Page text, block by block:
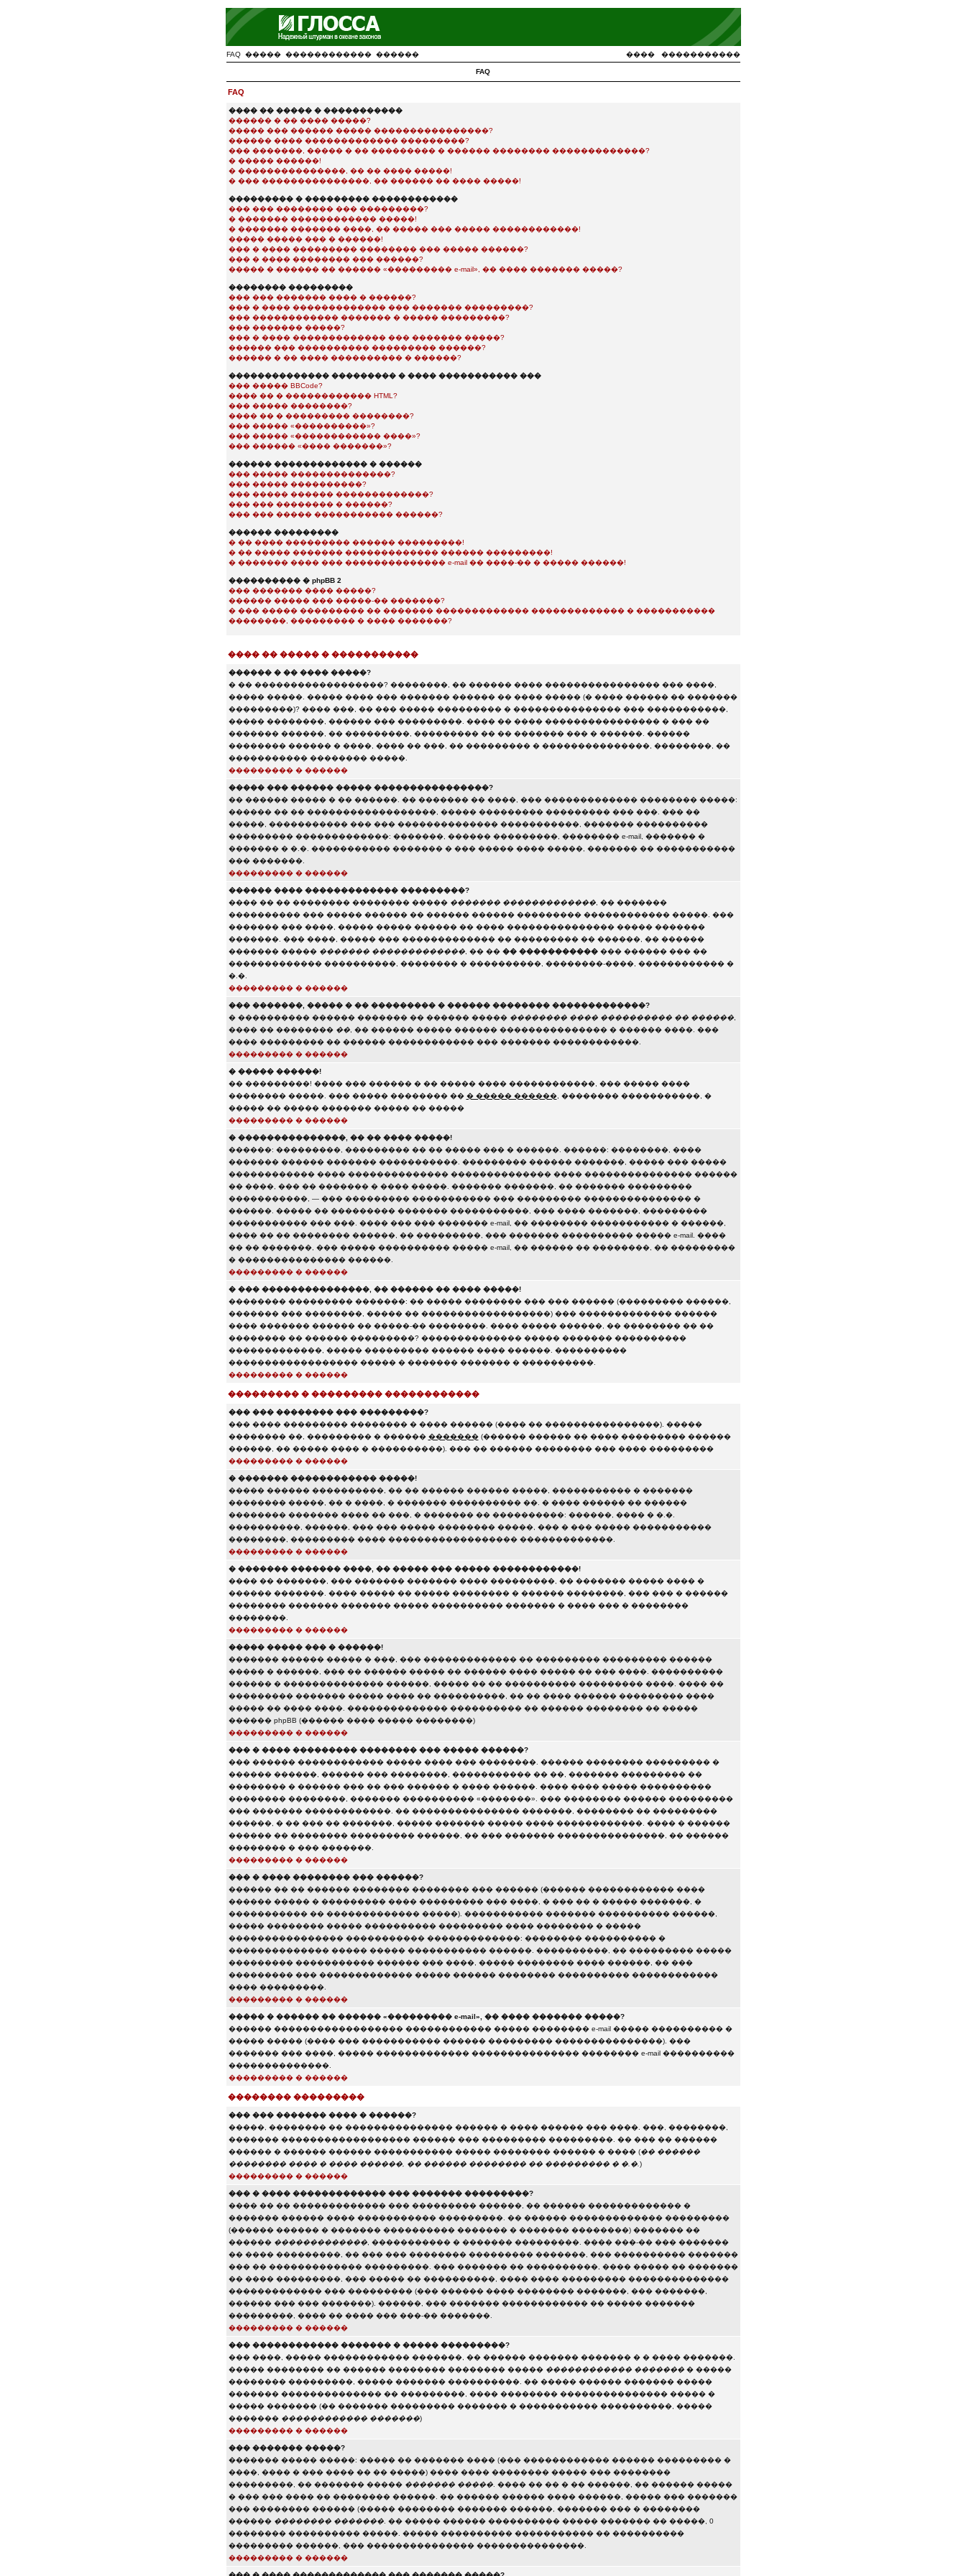
FAQ ����� ������������ ������ ���� �����������
FAQ
FAQ
���� �� ����� � �����������
������ � �� ���� �����?
����� ��� ������ ����� ����������������?
������ ���� ������������� ���������?
��� �������, ����� � �� ��������� � ������ �������� �������������?
� ����� ������!
� ���������������, �� �� ���� �����!
� ��� ���������������, �� ������ �� ���� �����!
��������� � ��������� ������������
��� ��� �������� ��� ���������?
� ������� ������������ �����!
� ������� ������� ����, �� ����� ��� ����� ������������!
����� ����� ��� � ������!
��� � ���� ��������� �������� ��� ����� ������?
��� � ���� �������� ��� ������?
����� � ������ �� ������ «��������� e-mail», �� ���� ������� �����?
�������� ���������
��� ��� ������� ���� � ������?
��� � ���� ������������� ��� ������� ���������?
��� ������������ ������� � ����� ���������?
��� ������� �����?
��� � ���� ������������� ��� ������� �����?
������ ��� ���������� ��������� ������?
������ � �� ���� ���������� � ������?
�������������� ��������� � ���� ����������� ���
��� ����� BBCode?
���� �� � ������������ HTML?
��� ����� ��������?
���� �� � ��������� ��������?
��� ����� «����������»?
��� ����� «������������ ����»?
��� ������ «���� �������»?
������ ������������� � ������
��� ����� ��������������?
��� ����� ����������?
��� ����� ������ �������������?
��� ��� �������� � ������?
��� ��� ����� ����������� ������?
������ ���������
� �� ���� ��������� ������ ���������!
� �� ����� ������� ������������� ������ ���������!
� ������� ���� ��� �������������� e-mail �� ����-�� � ����� ������!
���������� � phpBB 2
��� ������� ���� �����?
������ ����� ��� �����-�� �������?
� ��� ����� ��������� �� ������� ������������� ������������� � �����������
��������, ��������� � ���� �������?
���� �� ����� � �����������
������ � �� ���� �����?
� �� ������������������? ��������, �� ������ ���� ���������������� ��� ����,
����� �����. ����� ���� ��� ������� ������ �� ���� ����� (� ���� ������ �� �������
���������)? ���� ���, �� ��� ����� ��������� � ��������������� ��� �����������,
����� ��������, ������ ��� ���������. ���� �� ���� ���������������� � ��� ��
������� ������, �� ���������, ��������� �� �� ������� ��� � ������. ������
�������� ������ � ����, ���� �� ���, �� ��������� � ���������������, ��������, ��
����������� �������� �����.
��������� � ������
����� ��� ������ ����� ����������������?
�� ������ ����� � �� ������. �� ������� �� ����, ��� ������������� �������� �����:
������ �� �� ������������������, ����� ��������� ��������� ��� ���. ��� ��
�����, ����������� ��� ��� �������������� �����������, ������� ����������
��������� �������������: �������, ������ ���������, �������� e-mail, ������� �
������� � �.�. ����������� ������� � ��� ����� ���� �����, ������� �� �����������
��� �������.
��������� � ������
������ ���� ������������� ���������?
���� �� �� �������� �������� ����� ������� �������������, �� �������
���������� ��� ����� ������ �� ������ ������ ��������� ������������ �����. ���
������� ��� ����, ����� ����� ������ �� ���� ��������������� ����� �������
�������. ��� ����, ����� ��� ������������� �� ��������� �� ������, �� ������
������� ����� ������� �������������, �� �� �� �������������� ������ ��� ��
������������� ����������, �������� � ����������, ��������-����, ������������ �
�.�.
��������� � ������
��� �������, ����� � �� ��������� � ������ �������� �������������?
� ���������� ������ ������� �� ������ ����� �������� ���� ���������� �� ������,
���� �� �������� ��, �� ������ ����� ������ ��������������� � ������ ����. ���
���� ��������� �� ������ ������������ ��� ������� ������������.
��������� � ������
� ����� ������!
�� ���������! ���� ��� ������ � �� ����� ���� ������������, ��� ����� ����
�������� �����. ��� ����� �������� �� � ����� ������, �������� �����������, �
����� �� ����� ������� ����� �� �����
��������� � ������
� ���������������, �� �� ���� �����!
������: ���������, ��������� �� �� ����� ��� � ������. ������: ��������, ����
������� ������ ������� �����������. ��������� ������ �������, ����� ��� �����
������������ ���� �������������� �������������� ���� ��������������� ������
�� ����, ��� �� ������� � ���� �����. ������� �������, �� ������� ���������
�����������, — ��� ��������� ����������� ��� ��������� ��������������� �
������. ����� �� ��������� ������� �����������, ��� ���� �������, ���������
����������� ��� ���. ���� ��� ��� ������� e-mail, �� �������� ����������� � ������,
���� �� �� �������� ������, �� ���������, ��� ������� ���������� ����� e-mail. ����
�� �� �������, ��� ����� ���������� ����� e-mail, �� ������ �� ��������, �� ���������
� ��������������� ������.
��������� � ������
� ��� ���������������, �� ������ �� ���� �����!
�������� ��������� �������: �� ����� �������� ��� ��� ������ (��������� ������,
������� ��� ��������, ����� �� ������������������) ��� ������������� ������
���� ������� ������ �� �����-�� ��������. ���� ����� ������, �� �������� �� ��
�������� �� ������ ���������? �������������� ����� ������� ����������
�������������, ����� ��������� ������ ���� ������. ����������
������������������ ����� � ������� ������� � ����������.
��������� � ������
��������� � ��������� ������������
��� ��� �������� ��� ���������?
��� ���� ��������� �������� � ���� ������ (���� �� ����������������). �����
�������� ��, ��������� � ������ �������(������ ������ �� ���� ��������� ������
������, �� ����� ���� � ����������). ��� �� ������ �������� ��� ���� ���������
��������� � ������
� ������� ������������ �����!
����� ������ ����������, �� �� ������ ������ �����, ����������� � �������
�������� �����, �� � ����, � ������� ���������� ��. � ���� ������ �� ������
�������� ������� ���� �� ���, � ������� �� ����������: ������, ���� � �.�.
����������, ������, ��� ��� ����� �������� �����, ��� � ��� ����� �����������
��������, ��������� ���� ������������������ �������������.
��������� � ������
� ������� ������� ����, �� ����� ��� ����� ������������!
���� �� �������, ��� ������� ������� ���� ���������, �� ������� ����� ���� �
������ �������. ���� ����� �� ����� �������� � ������ ��������, ��� ��� � ������
�������� ������� ������� ����� ���������� ������� � ���� ��� � ��������
��������.
��������� � ������
����� ����� ��� � ������!
������� ������ ����� � ���, ��� ������������� �� ��������� ��������� ������
����� � ������, ��� �� ������ ����� �� ������ ���� ����� �� ��� ����. ����������
������ � �������������� ������, ����� �� �� ���������� ��������� ����. ���� ��
��������� ������� ����� ���� �� ����������, �� �� ���� ������ ��������� ����
����� �� ���� ����. �������������� ���������� �� ������ �������� �� �����
������ phpBB (������ ���� ����� ��������)
��������� � ������
��� � ���� ��������� �������� ��� ����� ������?
��� ������ ������������ ����� ���� ��� ��������. ������ �������� ��������� �
������ ������, ������ ��� ��������, ����������� �� ��, ������� ��������� ��
�������� � ������ ��� �� ��� ������ � ���� ������. ���� ���� ����� ����������
�������� ��������, ������� ���������� «�������». ��� �������� ������ ���������
��� ������� ������������. �� ��������������� �������, �������� �� ���������
������, � �� ��� �� �������, ����� ������� ����� ���� ������������. ���� � ������
������ �� �������� ��������� ������, �� ��� ������� ���������������, �� ������
�������� � ��� �������.
��������� � ������
��� � ���� �������� ��� ������?
������ �� �� ������ �������� �������� ��� ������ (������ ������������ ����
������ ����� � ��������� ���� ��������� ��� ����, � ��� �� � ����� �������, �
����������� �� ������������� �����). ����������� ������� ���������� ������,
����� �������� ����� ���������� ��������� ���� �������� � �����
���������������� ����������� �������������: �������� ���������� �
�������������� ����� ����� ����������� ������. ����������, �� ��������� �����
��������� ����������� ������ ��� ����, ����� �������� ���� ������, �� ���
��������� ��� ������������� ����� ������ �������� ���������� ������������
���� ���������.
��������� � ������
����� � ������ �� ������ «��������� e-mail», �� ���� ������� �����?
������ ������������������ ������������ ����� �������� e-mail ����� ���������� �
����� ����� (���� ��� ����������� ������ ��������� ���������������). ���
������� ��� ����, ����� ������������� ��������������� �������� e-mail ����������
��������������.
��������� � ������
�������� ���������
��� ��� ������� ���� � ������?
�����, �������� �� ��������������� ������ � ���� ������ ��� ����. ���, ��������,
������� ������������������ ������ ��� ��������� ���������. �� ��� �� ������
������ � ������ ������ ����������� ����� �������� ������ � ���� (�� ������
�������� ���� � ���� ������, �� ������ �������� �� ��������� � �.�. )
��������� � ������
��� � ���� ������������� ��� ������� ���������?
���� �� �� ������������� ��� ��������� ������, �� ������ ������������� �
������� ������ ���� ����������� ���������. �� ������ ������������� ���������
(������ ������ � ������� ���������� ������� � ������� ��������) ������� ��
������ �������������, ����������� � ������� ���������. ���� ���-�� ��� �������
�� ���� ���������, �� ��� ��� �������� ��������� �������, ��� ���������� �������
��� �� ������������� ���������. ��� ������� �� ����������, ���� ����� �� �������
�� ���� ���������, ��� ����� �� ����������, ���� ���� ��������� ��������������
������������� ��� ��������� (��� ������ ���� �������� �������, ��� �������,
������ ��� ��� �������). ������, ��� ������� ������������ �� ����� �������
���������, ���� �� ���� ��� ���-�� �������.
��������� � ������
��� ������������ ������� � ����� ���������?
��� ����, ����� ������������ �������, �� ������ ������� ������� � � ���� �������.
����� �������� �� ������ �������� �������� ����� ������������ �������� �����
�������� ���������, ����� ������� ����������. �� ����� ������ ������� �����
������� �������������� �� ���������, ���� �������� ��������������� ����� �
����� ������� (�� ������� ��������� ������� � ����������� ����������, �����
������� ������������ �������)
��������� � ������
��� ������� �����?
������� ����� �����: ����� �� ������� ���� (��� ������������ ������ ��������� �
����, ���� � ��� ���� �� �� �����) ���� ���� �������� ����� ��� ��������
���������, �� ������� ����� ������� �����. ���� �� �� � �� ������, �� ������ �����
� ��� ��� ���� �� �������� ������. �� ������ ������ ���� ������, ����� ��� �������
��� �������� ������ (����� �������� ������� ������, ������� ��� � ��������
������ �������� �������. �� ����� ������ ���������� ����� ������� �� �����, 0
�������� ���������� �����. ����� ���������� ����������� �� ����������
��������� ������, ��� ��������������� ���������������.
��������� � ������